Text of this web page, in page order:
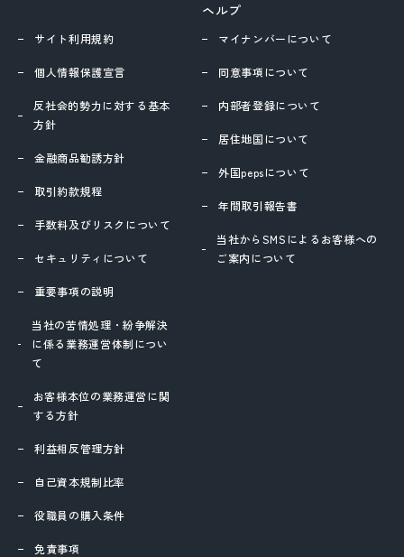
ヘルプ
マイナンバーについて
同意事項について
内部者登録について
居住地国について
外国pepsについて
年間取引報告書
当社からSMSによるお客様への
ご案内について
サイト利用規約
個人情報保護宣言
反社会的勢力に対する基本
方針
金融商品勧誘方針
取引約款規程
手数料及びリスクについて
セキュリティについて
重要事項の説明
当社の苦情処理・紛争解決
に係る業務運営体制につい
て
お客様本位の業務運営に関
する方針
利益相反管理方針
自己資本規制比率
役職員の購入条件
免責事項